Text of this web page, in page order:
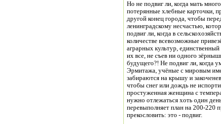
Но не подвиг ли, когда мать
потерянные хлебные карточки,
другой конец города, чтобы
ленинградскому несчастью,
подвиг ли, когда в
количестве всевозможные
аграрных культур,
их все, не съев ни одного
будущего?! Не подвиг ли, когда
Эрмитажа, учёные с мировым
забираются на крышу и
чтобы снег или дождь не
простуженная женщина с
нужно отлежаться хоть один
перевыполняет план на 200-220
прекословить: это - подвиг.